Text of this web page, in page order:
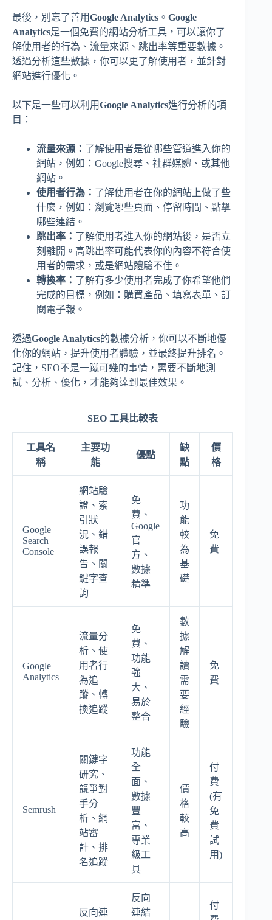
最後，別忘了善用Google Analytics 。 Google
Analytics是一個免費的網站分析工具，可以讓你了
解使用者的行為、流量來源、跳出率等重要數據。
透過分析這些數據，你可以更了解使用者，並針對
網站進行優化。
以下是一些可以利用Google Analytics進行分析的項
目：
流量來源： 了解使用者是從哪些管道進入你的
網站，例如：Google搜尋、社群媒體、或其他
網站。
使用者行為： 了解使用者在你的網站上做了些
什麼，例如：瀏覽哪些頁面、停留時間、點擊
哪些連結。
跳出率： 了解使用者進入你的網站後，是否立
刻離開。高跳出率可能代表你的內容不符合使
用者的需求，或是網站體驗不佳。
轉換率： 了解有多少使用者完成了你希望他們
完成的目標，例如：購買產品、填寫表單、訂
閱電子報。
透過Google Analytics的數據分析，你可以不斷地優
化你的網站，提升使用者體驗，並最終提升排名。
記住，SEO不是一蹴可幾的事情，需要不斷地測
試、分析、優化，才能夠達到最佳效果。
SEO 工具比較表
工具名
稱
主要功
能
優點
缺
點
價
格
Google
Search
Console
網站驗
證、索
引狀
況、錯
誤報
告、關
鍵字查
詢
免
費、
Google
官
方、
數據
精準
功
能
較
為
基
礎
免
費
Google
Analytics
流量分
析、使
用者行
為追
蹤、轉
換追蹤
免
費、
功能
強
大、
易於
整合
數
據
解
讀
需
要
經
驗
免
費
Semrush
關鍵字
研究、
競爭對
手分
析、網
站審
計、排
名追蹤
功能
全
面、
數據
豐
富、
專業
級工
具
價
格
較
高
付
費
(有
免
費
試
用)
反向連
反向
連結
付